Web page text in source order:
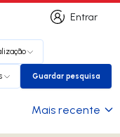
Entrar
Entrar
Guardar
Guardar pesquisa
Mais recente